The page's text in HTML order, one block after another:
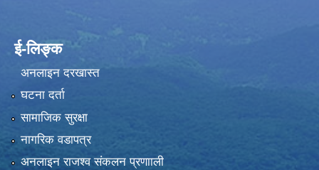
ई-लिङ्क
अनलाइन दरखास्त
घटना दर्ता
सामाजिक सुरक्षा
नागरिक वडापत्र
अनलाइन राजश्व संकलन प्रणााली